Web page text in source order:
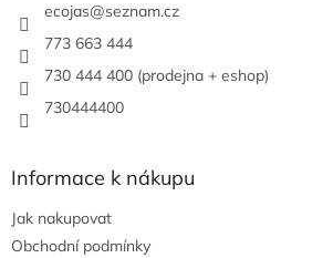
ecojas@seznam.cz
773 663 444
730 444 400 (prodejna + eshop)
730444400
Informace k nákupu
Jak nakupovat
Obchodní podmínky